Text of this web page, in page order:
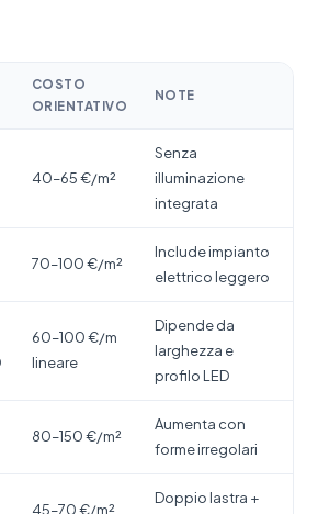
COSTO
ORIENTATIVO
NOTE
40–65 €/m²
Senza
illuminazione
integrata
70–100 €/m²
Include impianto
elettrico leggero
60–100 €/m
lineare
Dipende da
larghezza e
profilo LED
80–150 €/m²
Aumenta con
forme irregolari
45–70 €/m²
Doppio lastra +